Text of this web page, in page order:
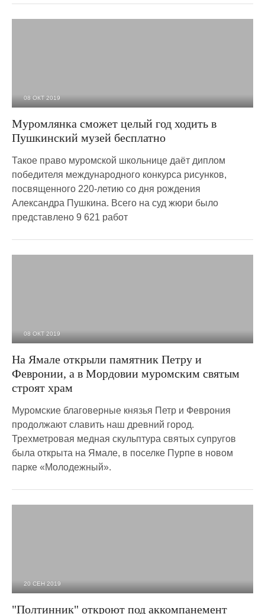
08 ОКТ 2019
Муромлянка сможет целый год ходить в
Пушкинский музей бесплатно
Такое право муромской школьнице даёт диплом
победителя международного конкурса рисунков,
посвященного 220-летию со дня рождения
Александра Пушкина. Всего на суд жюри было
представлено 9 621 работ
08 ОКТ 2019
На Ямале открыли памятник Петру и
Февронии, а в Мордовии муромским святым
строят храм
Муромские благоверные князья Петр и Феврония
продолжают славить наш древний город.
Трехметровая медная скульптура святых супругов
была открыта на Ямале, в поселке Пурпе в новом
парке «Молодежный».
20 СЕН 2019
"Полтинник" откроют под аккомпанемент